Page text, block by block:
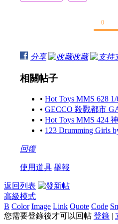
0
分享 收藏
相關帖子
• Hot Toys MMS 628
• GECCO 殺戮都市
• Hot Toys MMS 424
• 123 Drumming Girls
回復
使用道具 舉報
返回列表
高級模式
B Color Image Link Quote Code
您需要登錄後才可以回帖 登錄 |